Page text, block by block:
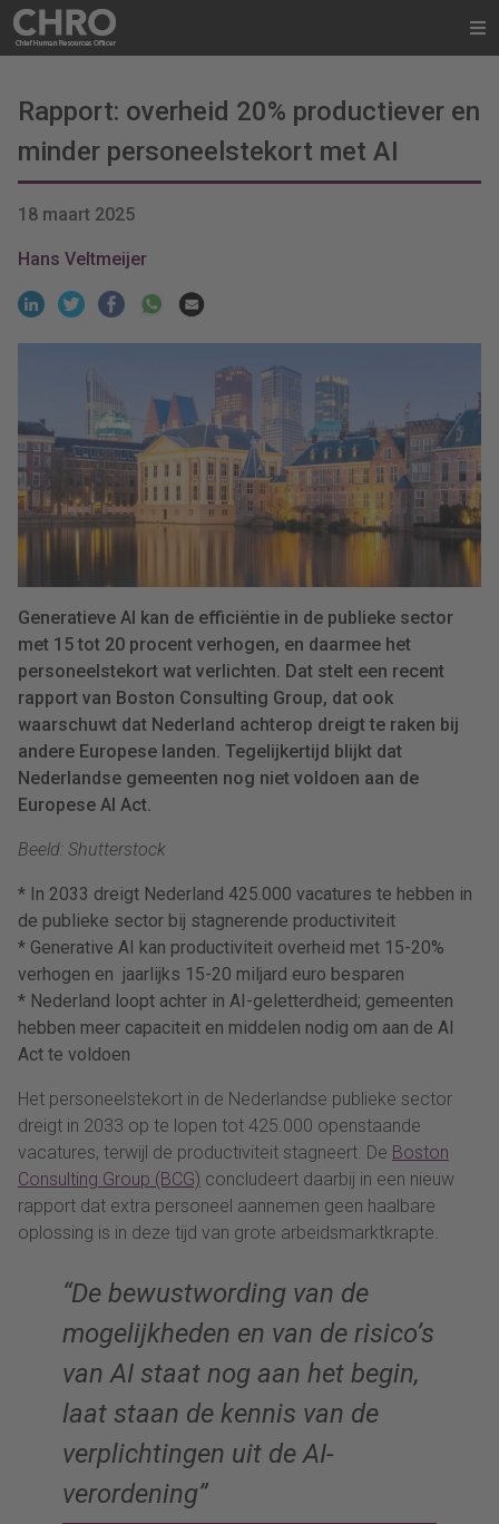
Rapport: overheid 20% productiever en
minder personeelstekort met AI
18 maart 2025
Hans Veltmeijer
Generatieve AI kan de efficiëntie in de publieke sector
met 15 tot 20 procent verhogen, en daarmee het
personeelstekort wat verlichten. Dat stelt een recent
rapport van Boston Consulting Group, dat ook
waarschuwt dat Nederland achterop dreigt te raken bij
andere Europese landen. Tegelijkertijd blijkt dat
Nederlandse gemeenten nog niet voldoen aan de
Europese AI Act.
Beeld: Shutterstock
* In 2033 dreigt Nederland 425.000 vacatures te hebben in
de publieke sector bij stagnerende productiviteit
* Generative AI kan productiviteit overheid met 15-20%
verhogen en jaarlijks 15-20 miljard euro besparen
* Nederland loopt achter in AI-geletterdheid; gemeenten
hebben meer capaciteit en middelen nodig om aan de AI
Act te voldoen
Het personeelstekort in de Nederlandse publieke sector
dreigt in 2033 op te lopen tot 425.000 openstaande
vacatures, terwijl de productiviteit stagneert. De Boston
Consulting Group (BCG) concludeert daarbij in een nieuw
rapport dat extra personeel aannemen geen haalbare
oplossing is in deze tijd van grote arbeidsmarktkrapte.
“De bewustwording van de
mogelijkheden en van de risico’s
van AI staat nog aan het begin,
laat staan de kennis van de
verplichtingen uit de AI-
verordening”